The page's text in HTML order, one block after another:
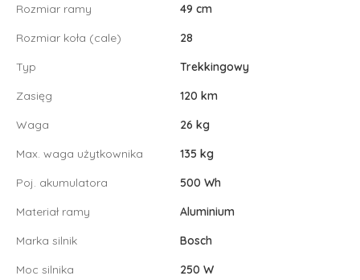
Rozmiar ramy
49 cm
Rozmiar koła (cale)
28
Typ
Trekkingowy
Zasięg
120 km
Waga
26 kg
Max. waga użytkownika
135 kg
Poj. akumulatora
500 Wh
Materiał ramy
Aluminium
Marka silnik
Bosch
Moc silnika
250 W